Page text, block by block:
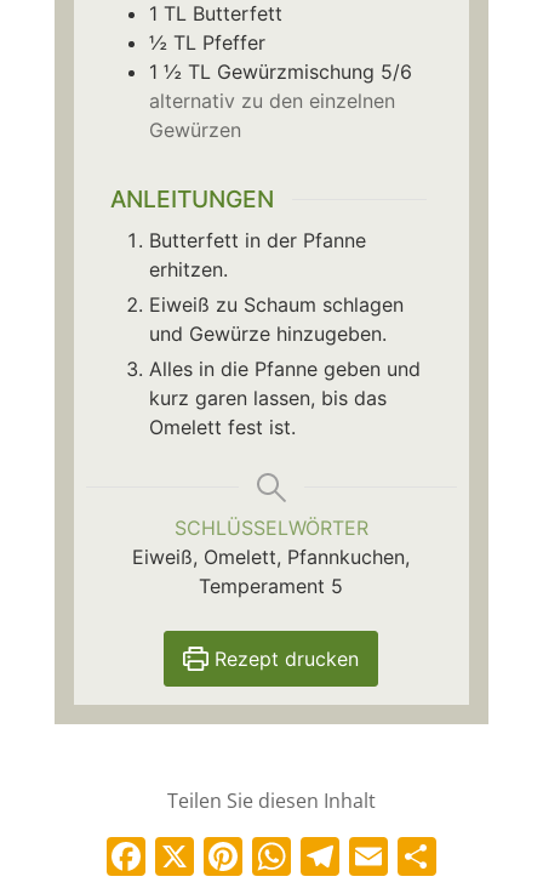
1 TL Butterfett
½ TL Pfeffer
1 ½ TL Gewürzmischung 5/6
alternativ zu den einzelnen
Gewürzen
ANLEITUNGEN
Butterfett in der Pfanne
erhitzen.
Eiweiß zu Schaum schlagen
und Gewürze hinzugeben.
Alles in die Pfanne geben und
kurz garen lassen, bis das
Omelett fest ist.
SCHLÜSSELWÖRTER
Eiweiß, Omelett, Pfannkuchen,
Temperament 5
Rezept drucken
Teilen Sie diesen Inhalt
Facebook
X Pinterest
WhatsApp
Telegram
Email